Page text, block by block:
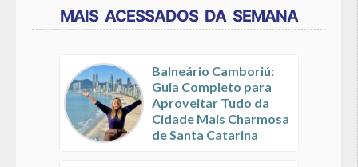
MAIS ACESSADOS DA SEMANA
Balneário Camboriú:
Guia Completo para
Aproveitar Tudo da
Cidade Mais Charmosa
de Santa Catarina